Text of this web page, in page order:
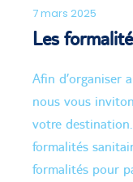
7 mars 2025
Les
Afin d’organiser
nous vous
votre
formalités
formalités pour